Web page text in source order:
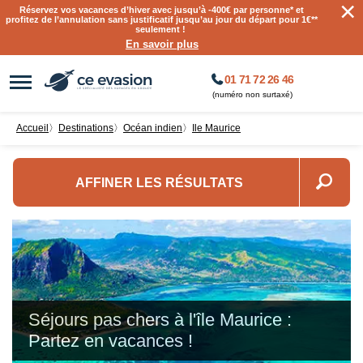
Réservez vos vacances d’hiver avec jusqu’à-400€ par personne* et
profitez de l’annulation sans justificatif jusqu’au jour du départ pour 1€**
seulement !
En savoir plus
×
01 71 72 26 46
(numéro non surtaxé)
Accueil 〉 destinations〉 Océan indien 〉 Ile Maurice
AFFINER LES RÉSULTATS
Séjours pas chers à l'île Maurice :
Partez en vacances !